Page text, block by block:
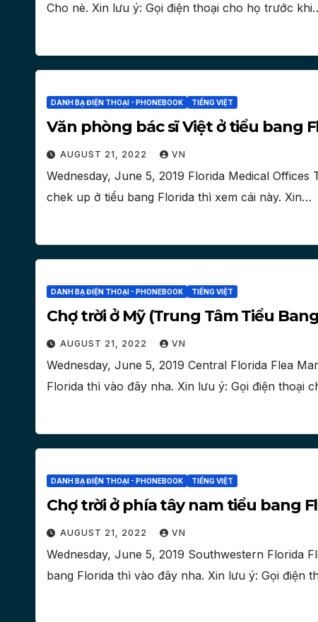
Cho nè. Xin lưu ý: Gọi điện thoại cho họ trước
DANH BẠ ĐIỆN THOẠI - PHONEBOOK TIẾNG VIỆT
Văn phòng bác sĩ Việt ở tiểu bang
AUGUST 21, 2022 VN
Wednesday, June 5, 2019 Florida Medical
chek up ở tiểu bang Florida thì xem cái này. Xin…
DANH BẠ ĐIỆN THOẠI - PHONEBOOK TIẾNG VIỆT
Chợ trời ở Mỹ (Trung Tâm Tiểu
AUGUST 21, 2022 VN
Wednesday, June 5, 2019 Central Florida Flea
Florida thì vào đây nha. Xin lưu ý: Gọi điện thoại
DANH BẠ ĐIỆN THOẠI - PHONEBOOK TIẾNG VIỆT
Chợ trời ở phía tây nam tiểu bang
AUGUST 21, 2022 VN
Wednesday, June 5, 2019 Southwestern Florida
bang Florida thì vào đây nha. Xin lưu ý: Gọi điện